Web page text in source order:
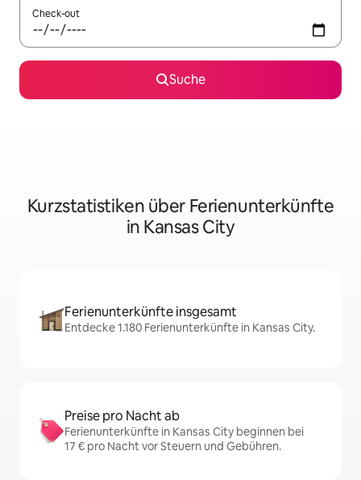
Check-out
Suche
Kurzstatistiken über Ferienunterkünfte
in Kansas City
Ferienunterkünfte insgesamt
Entdecke 1.180 Ferienunterkünfte in Kansas City.
Preise pro Nacht ab
Ferienunterkünfte in Kansas City beginnen bei
17 € pro Nacht vor Steuern und Gebühren.